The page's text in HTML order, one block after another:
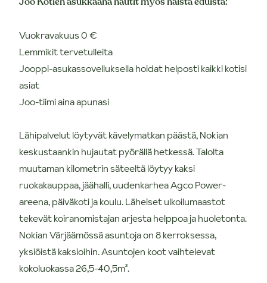
Vuokravakuus 0 €
Lemmikit tervetulleita
Jooppi-asukassovelluksella hoidat helposti kaikki kotisi
asiat
Joo-tiimi aina apunasi
Lähipalvelut löytyvät kävelymatkan päästä, Nokian
keskustaankin hujautat pyörällä hetkessä. Talolta
muutaman kilometrin säteeltä löytyy kaksi
ruokakauppaa, jäähalli, uudenkarhea Agco Power-
areena, päiväkoti ja koulu. Läheiset ulkoilumaastot
tekevät koiranomistajan arjesta helppoa ja huoletonta.
Nokian Värjäämössä asuntoja on 8 kerroksessa,
yksiöistä kaksioihin. Asuntojen koot vaihtelevat
kokoluokassa 26,5-40,5m².